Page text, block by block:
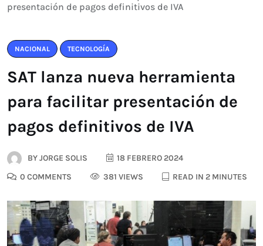
presentación de pagos definitivos de IVA
NACIONAL TECNOLOGÍA
SAT lanza nueva herramienta
para facilitar presentación de
pagos definitivos de IVA
BYJORGE SOLIS
18 FEBRERO 2024
0 COMMENTS
381 VIEWS READ IN 2 MINUTES